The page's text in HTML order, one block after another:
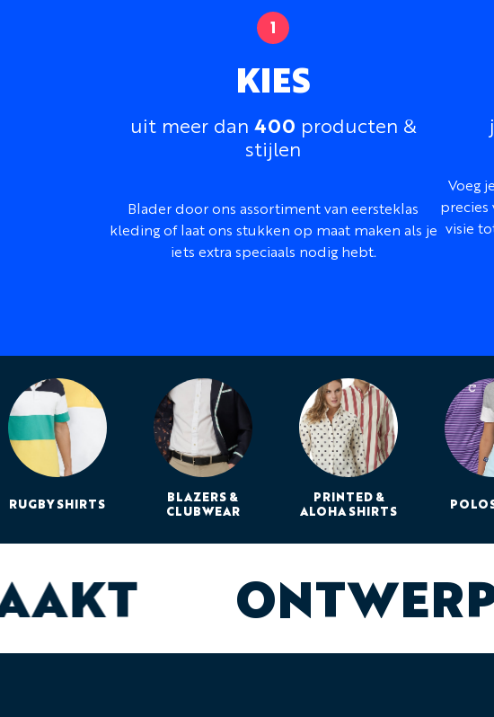
KIES
uit meer dan 400 producten &
stijlen
Blader door ons assortiment van eersteklas
kleding of laat ons stukken op maat maken als je
iets extra speciaals nodig hebt.
Voeg
precies
visie
RUGBY SHIRTS
BLAZERS &
CLUBWEAR
PRINTED &
ALOHA SHIRTS